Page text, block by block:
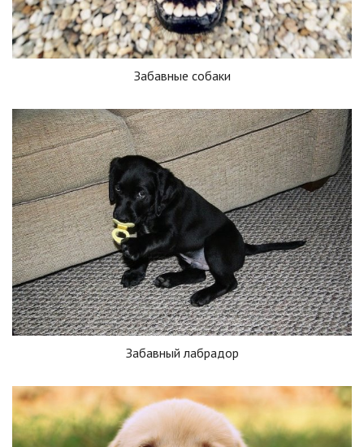
Забавные собаки
Забавный лабрадор